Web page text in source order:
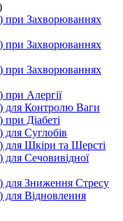
при Захворюваннях
при Захворюваннях
при Захворюваннях
Алергії
для Контролю Ваги
Діабеті
Суглобів
для Шкіри та Шерсті
Сечовивідної
для Зниження Стресу
Відновлення